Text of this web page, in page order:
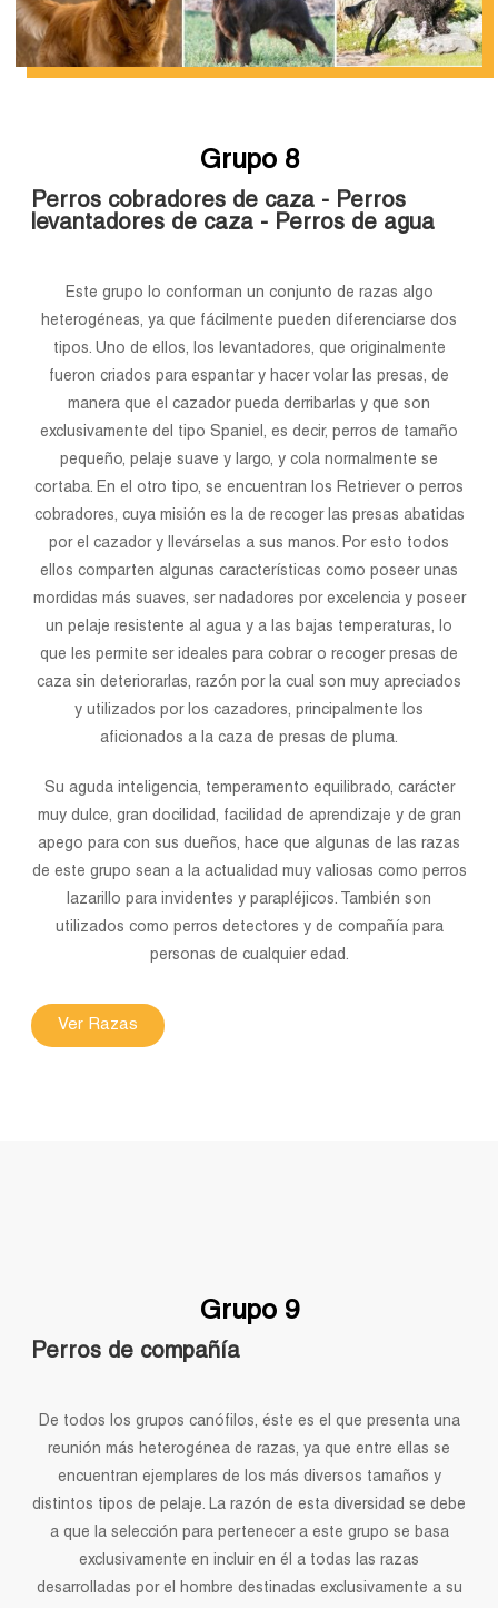
Grupo 8
Perros cobradores de caza - Perros
levantadores de caza - Perros de agua
Este grupo lo conforman un conjunto de razas algo
heterogéneas, ya que fácilmente pueden diferenciarse dos
tipos. Uno de ellos, los levantadores, que originalmente
fueron criados para espantar y hacer volar las presas, de
manera que el cazador pueda derribarlas y que son
exclusivamente del tipo Spaniel, es decir, perros de tamaño
pequeño, pelaje suave y largo, y cola normalmente se
cortaba. En el otro tipo, se encuentran los Retriever o perros
cobradores, cuya misión es la de recoger las presas abatidas
por el cazador y llevárselas a sus manos. Por esto todos
ellos comparten algunas características como poseer unas
mordidas más suaves, ser nadadores por excelencia y poseer
un pelaje resistente al agua y a las bajas temperaturas, lo
que les permite ser ideales para cobrar o recoger presas de
caza sin deteriorarlas, razón por la cual son muy apreciados
y utilizados por los cazadores, principalmente los
aficionados a la caza de presas de pluma.
Su aguda inteligencia, temperamento equilibrado, carácter
muy dulce, gran docilidad, facilidad de aprendizaje y de gran
apego para con sus dueños, hace que algunas de las razas
de este grupo sean a la actualidad muy valiosas como perros
lazarillo para invidentes y parapléjicos. También son
utilizados como perros detectores y de compañía para
personas de cualquier edad.
Ver Razas
Grupo 9
Perros de compañía
De todos los grupos canófilos, éste es el que presenta una
reunión más heterogénea de razas, ya que entre ellas se
encuentran ejemplares de los más diversos tamaños y
distintos tipos de pelaje. La razón de esta diversidad se debe
a que la selección para pertenecer a este grupo se basa
exclusivamente en incluir en él a todas las razas
desarrolladas por el hombre destinadas exclusivamente a su